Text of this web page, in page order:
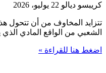
كريبسو ديالو 22 يوليو، 2026
تتزايد المخاوف من أن تتحول
الشعبي من الواقع المادي
اضغط هنا للقراءة »